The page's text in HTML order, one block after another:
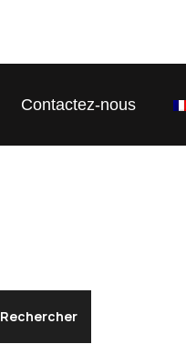
Contactez-nous
Rechercher